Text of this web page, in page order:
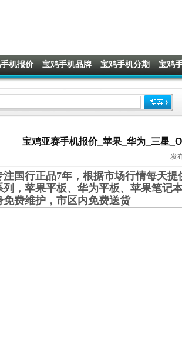
机报价 宝鸡手机品牌 宝鸡手机分期 宝鸡
宝鸡亚赛手机报价_苹果_华为_三星
发
国行正品7年，根据市场行情每天
，苹果平板、华为平板、苹果笔记
免费维护，市区内免费送货